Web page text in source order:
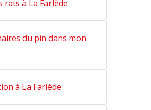
à La Farlède
du pin dans mon
à La Farlède